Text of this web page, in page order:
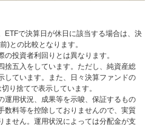
で決算日が休日に該当する場合は、決
)との比較となります。
投資者利回りとは異なります。
五入をしています。ただし、純資産総
しています。また、日々決算ファンドの
り捨てで表示しています。
用状況、成果等を示唆、保証するもの
数料等を控除しておりませんので、実質
ません。運用状況によっては分配金が支